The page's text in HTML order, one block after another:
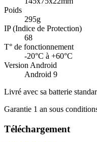
Poids
295g
IP (Indice de Protection)
68
T° de fonctionnement
-20°C à +60°C
Version Android
Android 9
Livré avec sa batterie
Garantie 1 an sous
Téléchargement